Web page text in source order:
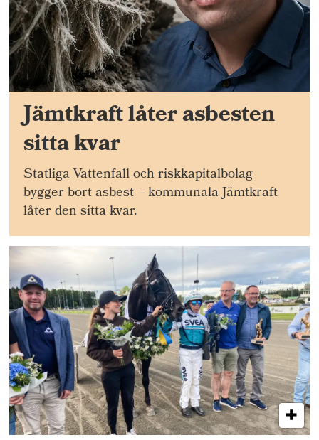
Jämtkraft låter asbesten
sitta kvar
Statliga Vattenfall och riskkapitalbolag
bygger bort asbest – kommunala Jämtkraft
låter den sitta kvar.